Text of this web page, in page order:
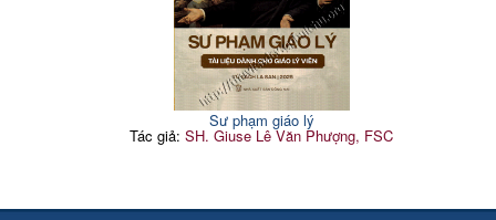
Sư phạm giáo lý
Tác giả:SH. Giuse Lê Văn Phượng, FSC